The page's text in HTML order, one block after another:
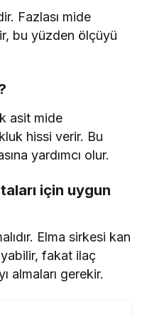
Fazlası mide
bu yüzden ölçüyü
asit mide
hissi verir. Bu
yardımcı olur.
için uygun
Elma sirkesi kan
fakat ilaç
almaları gerekir.